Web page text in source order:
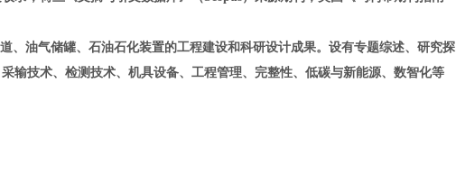
、油气储罐、石油石化装置的工程建设和科研设计成果。设有专题综述、研究探
输技术、检测技术、机具设备、工程管理、完整性、低碳与新能源、数智化等